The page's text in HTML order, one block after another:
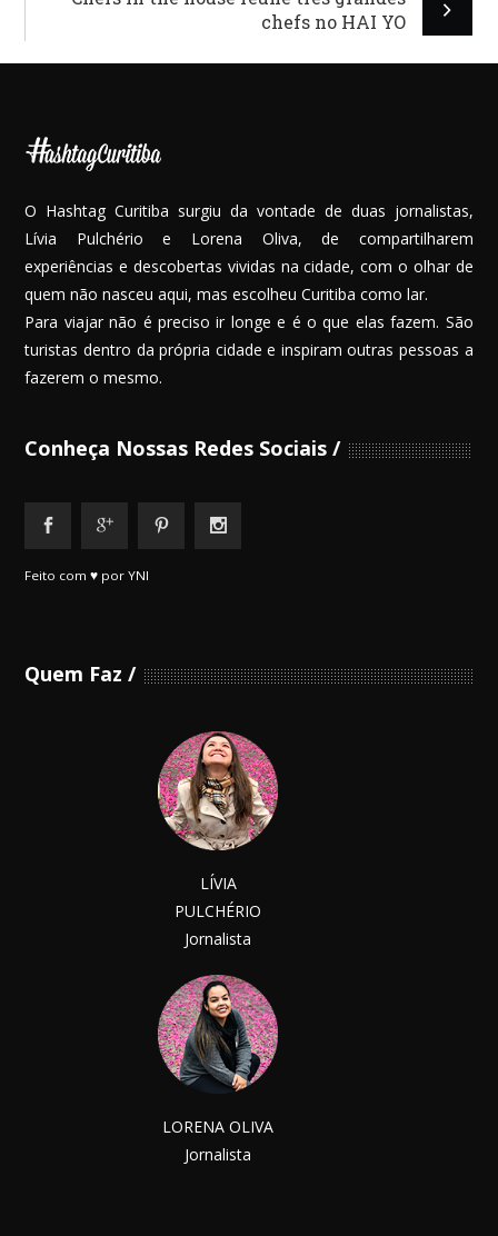
chefs no HAI YO
O Hashtag Curitiba surgiu da vontade de duas jornalistas,
Lívia Pulchério e Lorena Oliva, de compartilharem
experiências e descobertas vividas na cidade, com o olhar de
quem não nasceu aqui, mas escolheu Curitiba como lar.
Para viajar não é preciso ir longe e é o que elas fazem. São
turistas dentro da própria cidade e inspiram outras pessoas a
fazerem o mesmo.
Conheça Nossas Redes Sociais
Feito com ♥ por YNI
Quem Faz
LÍVIA
PULCHÉRIO
Jornalista
LORENA OLIVA
Jornalista